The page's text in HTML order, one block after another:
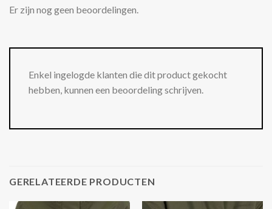
Er zijn nog geen beoordelingen.
Enkel ingelogde klanten die dit product gekocht
hebben, kunnen een beoordeling schrijven.
GERELATEERDE PRODUCTEN